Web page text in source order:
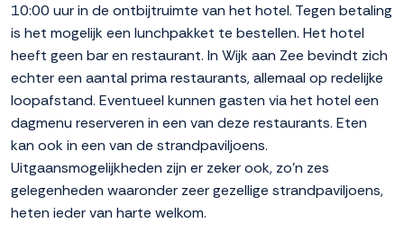
10:00 uur in de ontbijtruimte van het hotel. Tegen betaling
is het mogelijk een lunchpakket te bestellen. Het hotel
heeft geen bar en restaurant. In Wijk aan Zee bevindt zich
echter een aantal prima restaurants, allemaal op redelijke
loopafstand. Eventueel kunnen gasten via het hotel een
dagmenu reserveren in een van deze restaurants. Eten
kan ook in een van de strandpaviljoens.
Uitgaansmogelijkheden zijn er zeker ook, zo'n zes
gelegenheden waaronder zeer gezellige strandpaviljoens,
heten ieder van harte welkom.